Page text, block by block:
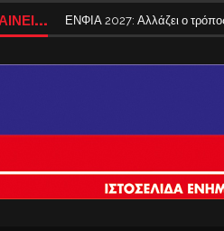
ΕΝΦΙΑ 2027: Αλλάζει ο